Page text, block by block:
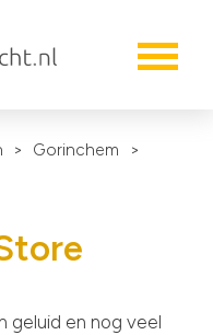
> Gorinchem
>
geluid en nog veel